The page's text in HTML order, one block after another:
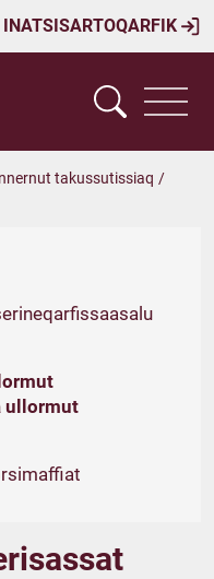
INATSISARTOQARFIK
takussutissiaq /
ullormut